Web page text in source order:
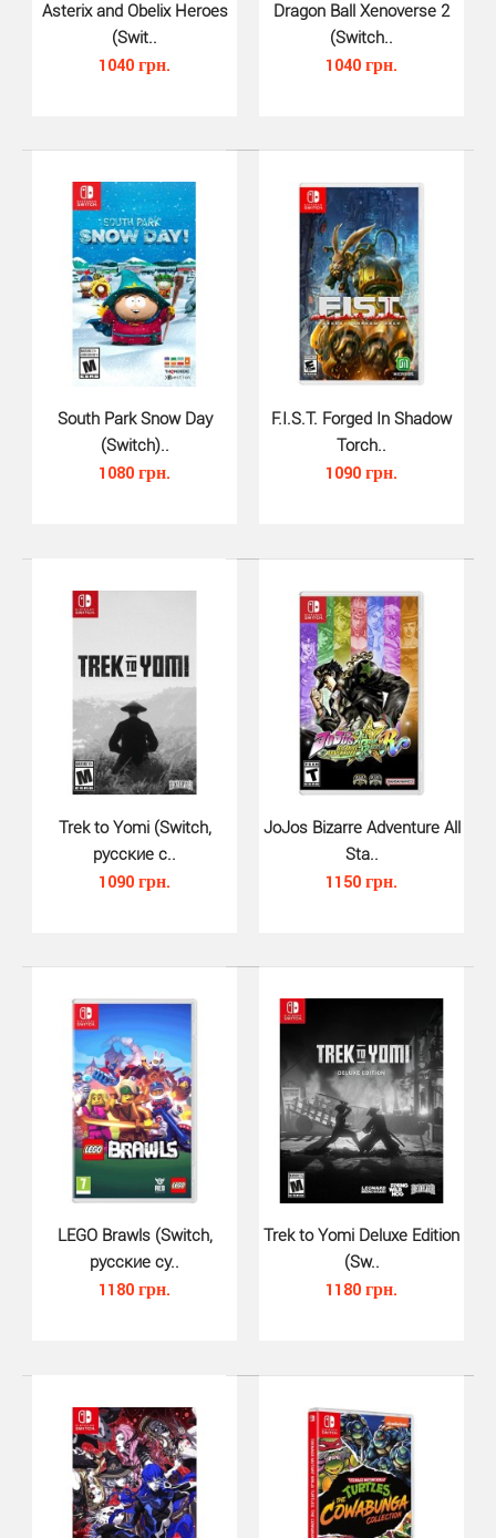
Darksiders III (Switch, русская..
Darksiders III для Nintendo Switch - это долгожданное
880 грн.
TMNT Arcade Wrath of the Mutants для Nintendo Switch -
Откройте для себя классическую аркадную игру ..
Asterix and Obelix Heroes
(Swit..
1040 грн.
Dragon Ball Xenoverse 2
(Switch..
1040 грн.
South Park Snow Day
(Switch)..
1080 грн.
F.I.S.T. Forged In Shadow
Torch..
1090 грн.
Trek to Yomi (Switch,
русские с..
1090 грн.
JoJos Bizarre Adventure All
Sta..
1150 грн.
LEGO Brawls (Switch,
русские су..
1180 грн.
Trek to Yomi Deluxe Edition
(Sw..
1180 грн.